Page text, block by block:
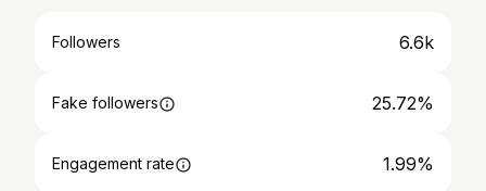
Followers 6.6k
Fake followers 25.72%
Engagement rate 1.99%